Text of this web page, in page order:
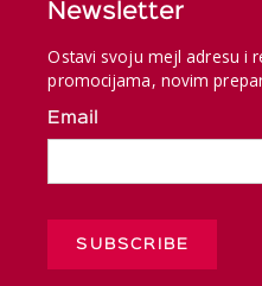
Newsletter
Ostavi svoju mejl adresu i
promocijama, novim
Email